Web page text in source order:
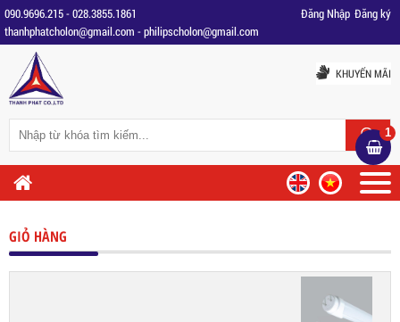
090.9696.215-028.3855.1861
thanhphatcholon@gmail.com -philipscholon@gmail.com
Đăng ký
Đăng Nhập
KHUYẾN MÃI
1
GIỎ HÀNG